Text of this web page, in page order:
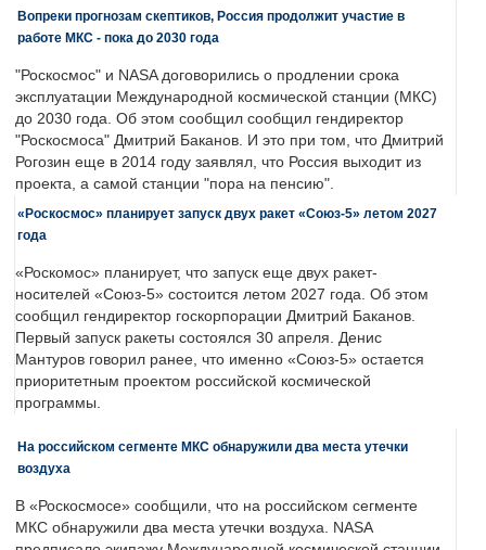
Вопреки прогнозам скептиков, Россия продолжит участие в
работе МКС - пока до 2030 года
"Роскосмос" и NASA договорились о продлении срока
эксплуатации Международной космической станции (МКС)
до 2030 года. Об этом сообщил сообщил гендиректор
"Роскосмоса" Дмитрий Баканов. И это при том, что Дмитрий
Рогозин еще в 2014 году заявлял, что Россия выходит из
проекта, а самой станции "пора на пенсию".
«Роскосмос» планирует запуск двух ракет «Союз-5» летом 2027
года
«Роскомос» планирует, что запуск еще двух ракет-
носителей «Союз-5» состоится летом 2027 года. Об этом
сообщил гендиректор госкорпорации Дмитрий Баканов.
Первый запуск ракеты состоялся 30 апреля. Денис
Мантуров говорил ранее, что именно «Союз-5» остается
приоритетным проектом российской космической
программы.
На российском сегменте МКС обнаружили два места утечки
воздуха
В «Роскосмосе» сообщили, что на российском сегменте
МКС обнаружили два места утечки воздуха. NASA